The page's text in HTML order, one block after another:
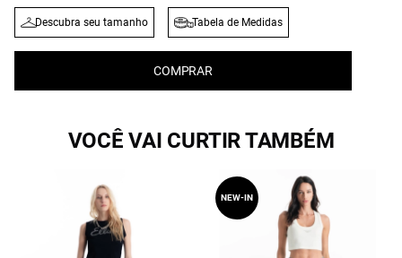
Descubra seu tamanho Tabela de Medidas
COMPRAR
VOCÊ VAI CURTIR TAMBÉM
NEW-IN